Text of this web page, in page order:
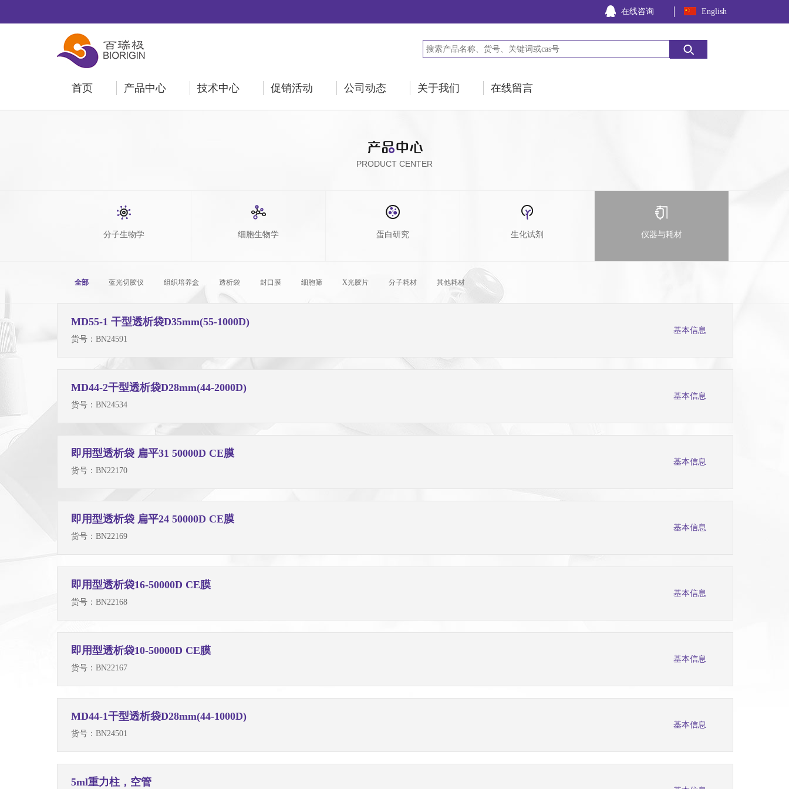
在线咨询 English
首页 产品中心 技术中心 促销活动 公司动态 关于我们 在线留言
PRODUCT CENTER
分子生物学 细胞生物学 蛋白研究 生化试剂 仪器与耗材
全部 蓝光切胶仪 组织培养盒 透析袋 封口膜 细胞筛 X光胶片 分子耗材 其他耗材
MD55-1 干型透析袋D35mm(55-1000D)
基本信息
货号： BN24591
MD44-2干型透析袋D28mm(44-2000D)
基本信息
货号： BN24534
即用型透析袋 扁平31 50000D CE膜
基本信息
货号： BN22170
即用型透析袋 扁平24 50000D CE膜
基本信息
货号： BN22169
即用型透析袋16-50000D CE膜
基本信息
货号： BN22168
即用型透析袋10-50000D CE膜
基本信息
货号： BN22167
MD44-1干型透析袋D28mm(44-1000D)
基本信息
货号： BN24501
5ml重力柱，空管